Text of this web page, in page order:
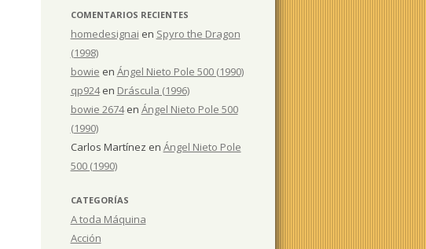
COMENTARIOS RECIENTES
homedesignai en Spyro the Dragon
(1998)
bowie en Ángel Nieto Pole 500 (1990)
qp924en Dráscula (1996)
bowie 2674en Ángel Nieto Pole 500
(1990)
Carlos Martínez en Ángel Nieto Pole
500 (1990)
CATEGORÍAS
A toda Máquina
Acción